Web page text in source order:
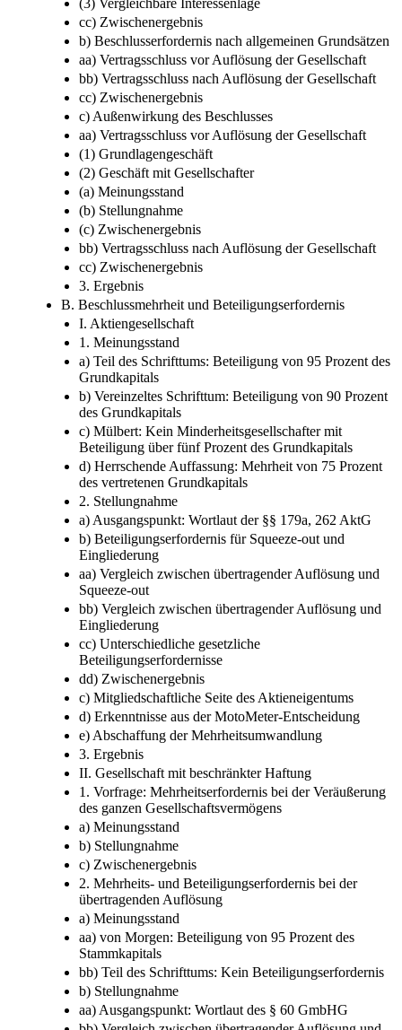
(3) Vergleichbare Interessenlage
cc) Zwischenergebnis
b) Beschlusserfordernis nach allgemeinen Grundsätzen
aa) Vertragsschluss vor Auflösung der Gesellschaft
bb) Vertragsschluss nach Auflösung der Gesellschaft
cc) Zwischenergebnis
c) Außenwirkung des Beschlusses
aa) Vertragsschluss vor Auflösung der Gesellschaft
(1) Grundlagengeschäft
(2) Geschäft mit Gesellschafter
(a) Meinungsstand
(b) Stellungnahme
(c) Zwischenergebnis
bb) Vertragsschluss nach Auflösung der Gesellschaft
cc) Zwischenergebnis
3. Ergebnis
B. Beschlussmehrheit und Beteiligungserfordernis
I. Aktiengesellschaft
1. Meinungsstand
a) Teil des Schrifttums: Beteiligung von 95 Prozent des
Grundkapitals
b) Vereinzeltes Schrifttum: Beteiligung von 90 Prozent
des Grundkapitals
c) Mülbert: Kein Minderheitsgesellschafter mit
Beteiligung über fünf Prozent des Grundkapitals
d) Herrschende Auffassung: Mehrheit von 75 Prozent
des vertretenen Grundkapitals
2. Stellungnahme
a) Ausgangspunkt: Wortlaut der §§ 179a, 262 AktG
b) Beteiligungserfordernis für Squeeze-out und
Eingliederung
aa) Vergleich zwischen übertragender Auflösung und
Squeeze-out
bb) Vergleich zwischen übertragender Auflösung und
Eingliederung
cc) Unterschiedliche gesetzliche
Beteiligungserfordernisse
dd) Zwischenergebnis
c) Mitgliedschaftliche Seite des Aktieneigentums
d) Erkenntnisse aus der MotoMeter-Entscheidung
e) Abschaffung der Mehrheitsumwandlung
3. Ergebnis
II. Gesellschaft mit beschränkter Haftung
1. Vorfrage: Mehrheitserfordernis bei der Veräußerung
des ganzen Gesellschaftsvermögens
a) Meinungsstand
b) Stellungnahme
c) Zwischenergebnis
2. Mehrheits- und Beteiligungserfordernis bei der
übertragenden Auflösung
a) Meinungsstand
aa) von Morgen: Beteiligung von 95 Prozent des
Stammkapitals
bb) Teil des Schrifttums: Kein Beteiligungserfordernis
b) Stellungnahme
aa) Ausgangspunkt: Wortlaut des § 60 GmbHG